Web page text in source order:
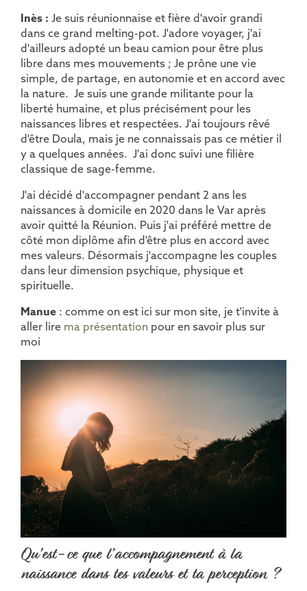
Inès : Je suis réunionnaise et fière d'avoir grandi
dans ce grand melting-pot. J'adore voyager, j'ai
d'ailleurs adopté un beau camion pour être plus
libre dans mes mouvements ; Je prône une vie
simple, de partage, en autonomie et en accord avec
la nature. Je suis une grande militante pour la
liberté humaine, et plus précisément pour les
naissances libres et respectées. J'ai toujours rêvé
d'être Doula, mais je ne connaissais pas ce métier il
y a quelques années. J'ai donc suivi une filière
classique de sage-femme.
J'ai décidé d'accompagner pendant 2 ans les
naissances à domicile en 2020 dans le Var après
avoir quitté la Réunion. Puis j'ai préféré mettre de
côté mon diplôme afin d'être plus en accord avec
mes valeurs. Désormais j'accompagne les couples
dans leur dimension psychique, physique et
spirituelle.
Manue : comme on est ici sur mon site, je t'invite à
aller lire ma présentation pour en savoir plus sur
moi
Qu'est-ce que l’accompagnement à la
naissance dans tes valeurs et ta perception ?